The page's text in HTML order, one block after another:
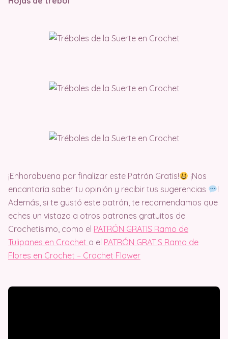
¡Enhorabuena por finalizar este Patrón Gratis!
¡Nos
encantaría saber tu opinión y recibir tus sugerencias
!
Además, si te gustó este patrón, te recomendamos que
eches un vistazo a otros patrones gratuitos de
Crochetisimo, como el PATRÓN GRATIS Ramo de
Tulipanes en Crochet o el PATRÓN GRATIS Ramo de
Flores en Crochet – Crochet Flower